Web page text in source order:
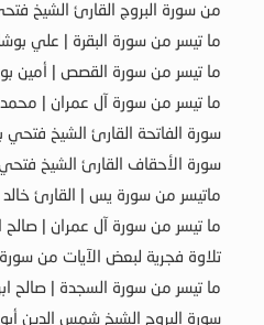
من سورة البروج القارئ الشيخ
ما تيسر من سورة البقرة | علي
ما تيسر من سورة القصص | أمين
ما تيسر من سورة آل عمران |
سورة الفاتحة القارئ الشيخ
سورة الأحقاف القارئ الشيخ
ماتيسر من سورة يس | القارئ خالد
ما تيسر من سورة آل عمران | صالح
تلاوة فجرية لبعض الآيات من سورة
ما تيسر من سورة السجدة | صالح
سورة البروج الشيخ شمس الدين